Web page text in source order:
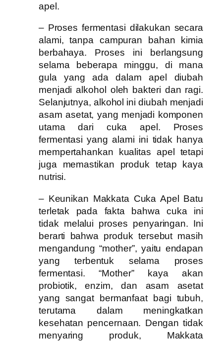
apel.
– Proses fermentasi dilakukan secara
alami, tanpa campuran bahan kimia
berbahaya. Proses ini berlangsung
selama beberapa minggu, di mana
gula yang ada dalam apel diubah
menjadi alkohol oleh bakteri dan ragi.
Selanjutnya, alkohol ini diubah menjadi
asam asetat, yang menjadi komponen
utama dari cuka apel. Proses
fermentasi yang alami ini tidak hanya
mempertahankan kualitas apel tetapi
juga memastikan produk tetap kaya
nutrisi.
– Keunikan Makkata Cuka Apel Batu
terletak pada fakta bahwa cuka ini
tidak melalui proses penyaringan. Ini
berarti bahwa produk tersebut masih
mengandung “mother”, yaitu endapan
yang terbentuk selama proses
fermentasi. “Mother” kaya akan
probiotik, enzim, dan asam asetat
yang sangat bermanfaat bagi tubuh,
terutama dalam meningkatkan
kesehatan pencernaan. Dengan tidak
menyaring produk, Makkata